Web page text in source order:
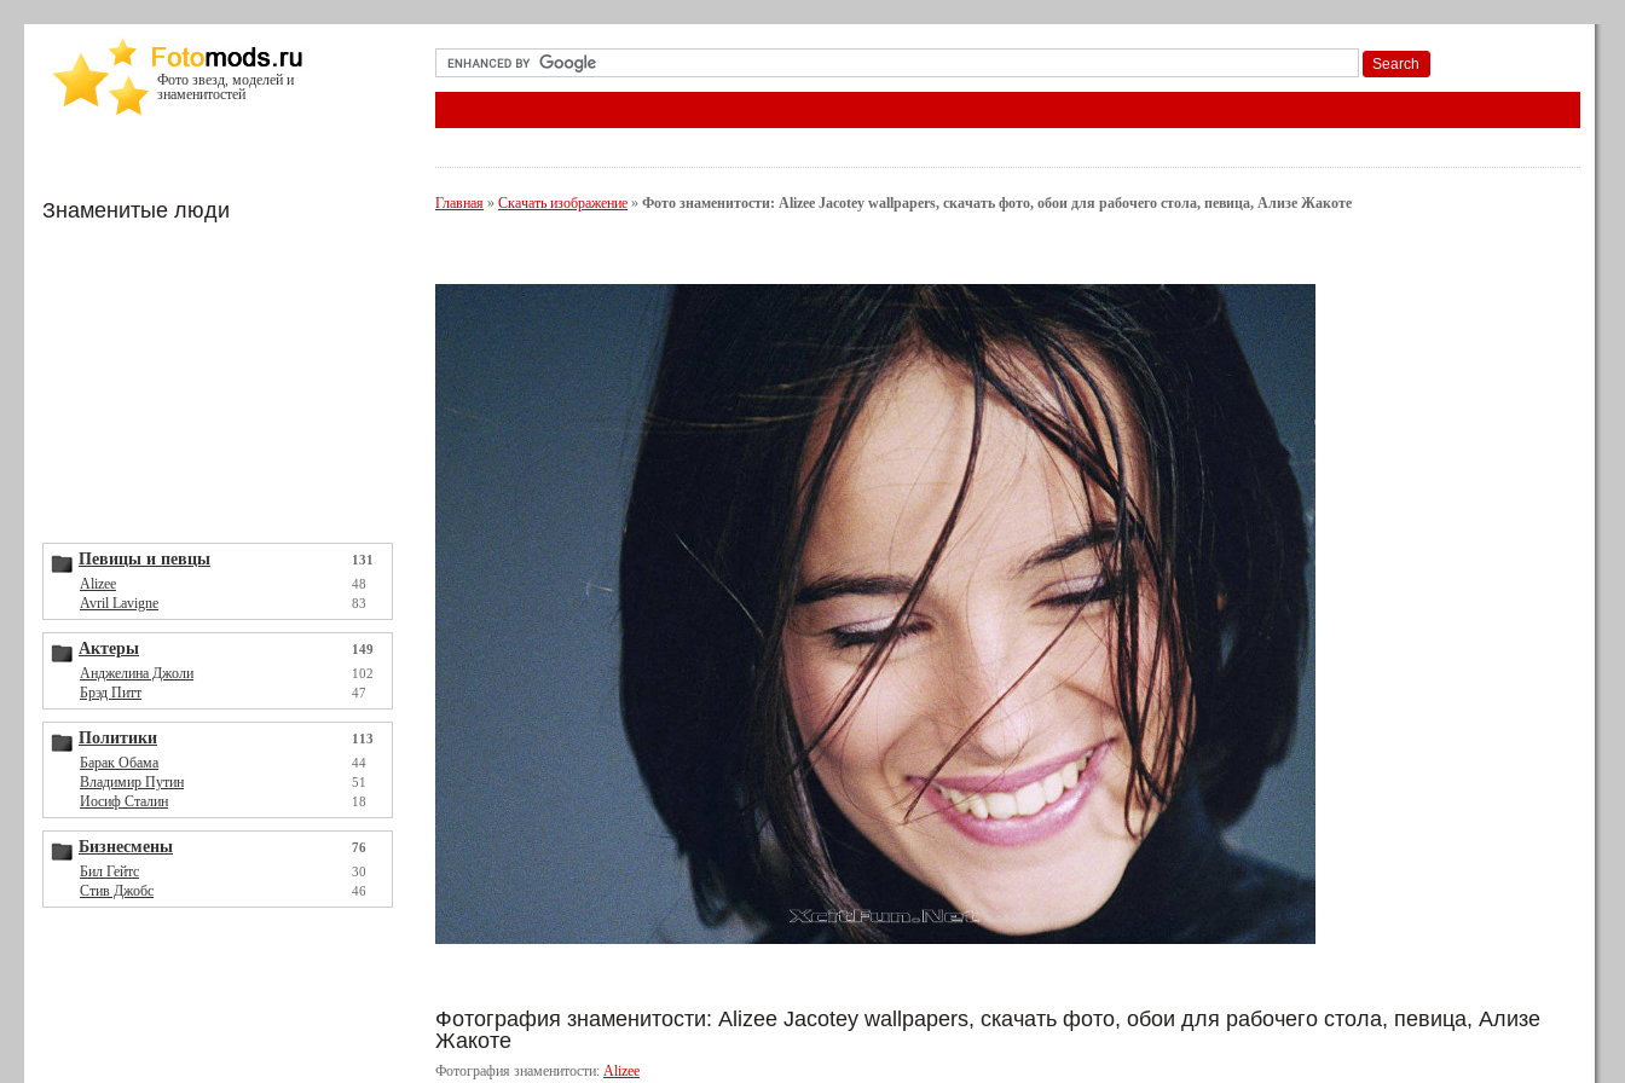
Фото звезд, моделей и
знаменитостей
Знаменитые люди
Певицы и певцы 131
Alizee 48
Avril Lavigne 83
Актеры 149
Анджелина Джоли 102
Брэд Питт 47
Политики 113
Барак Обама 44
Владимир Путин 51
Иосиф Сталин 18
Бизнесмены 76
Бил Гейтс 30
Стив Джобс 46
Главная » Скачать изображение » Фото знаменитости: Alizee Jacotey wallpapers, скачать фото, обои для рабочего стола, певица, Ализе Жакоте
Фотография знаменитости: Alizee Jacotey wallpapers, скачать фото, обои для рабочего стола, певица, Ализе
Жакоте
Фотография знаменитости: Alizee